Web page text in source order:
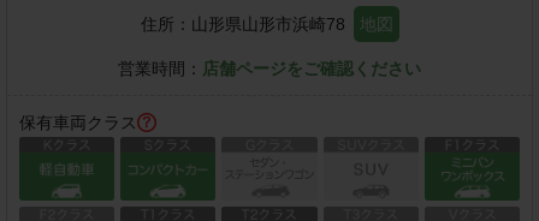
住所： 山形県山形市浜崎78 地図
営業時間： 店舗ページをご確認ください
保有車両クラス